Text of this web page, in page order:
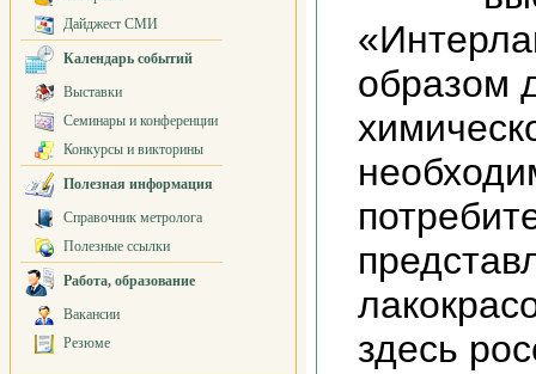
Дайджест СМИ
Календарь событий
Выставки
Семинары и конференции
Конкурсы и викторины
Полезная информация
Справочник метролога
Полезные ссылки
Работа, образование
Вакансии
Резюме
образом
здесь